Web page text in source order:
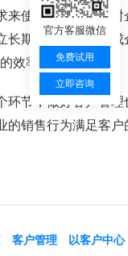
来使顾客满意，同
长期稳定关系，形
效率。
环节，做好客户管
的销售行为满足客
客户管理
以客户中心
官方客服微信
免费试用
立即咨询